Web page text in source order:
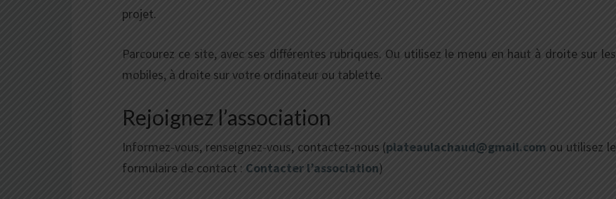
projet.
Parcourez ce site, avec ses différentes rubriques. Ou utilisez le menu en haut à droite sur les
mobiles, à droite sur votre ordinateur ou tablette.
Rejoignez l’association
Informez-vous, renseignez-vous, contactez-nous (plateaulachaud@gmail.com ou utilisez le
formulaire de contact : Contacter l’association)